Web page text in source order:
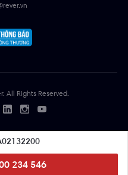
234 546
All Rights Reserved.